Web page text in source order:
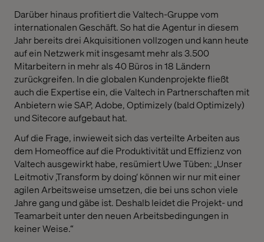
Darüber hinaus profitiert die Valtech-Gruppe vom
internationalen Geschäft. So hat die Agentur in diesem
Jahr bereits drei Akquisitionen vollzogen und kann heute
auf ein Netzwerk mit insgesamt mehr als 3.500
Mitarbeitern in mehr als 40 Büros in 18 Ländern
zurückgreifen. In die globalen Kundenprojekte fließt
auch die Expertise ein, die Valtech in Partnerschaften mit
Anbietern wie SAP, Adobe, Optimizely (bald Optimizely)
und Sitecore aufgebaut hat.
Auf die Frage, inwieweit sich das verteilte Arbeiten aus
dem Homeoffice auf die Produktivität und Effizienz von
Valtech ausgewirkt habe, resümiert Uwe Tüben: „Unser
Leitmotiv ‚Transform by doing‘ können wir nur mit einer
agilen Arbeitsweise umsetzen, die bei uns schon viele
Jahre gang und gäbe ist. Deshalb leidet die Projekt- und
Teamarbeit unter den neuen Arbeitsbedingungen in
keiner Weise.“